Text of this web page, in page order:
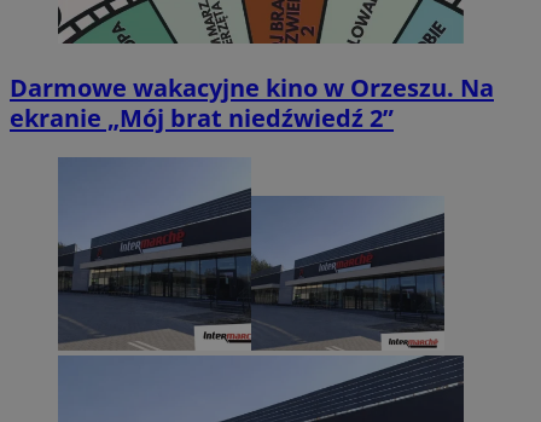
Darmowe wakacyjne kino w Orzeszu. Na
ekranie „Mój brat niedźwiedź 2”